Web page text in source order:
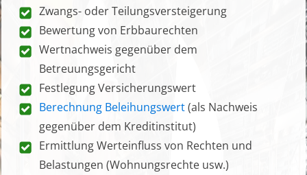
Zwangs- oder Teilungsversteigerung
Bewertung von Erbbaurechten
Wertnachweis gegenüber dem
Betreuungsgericht
Festlegung Versicherungswert
Berechnung Beleihungswert(als Nachweis
gegenüber dem Kreditinstitut)
Ermittlung Werteinfluss von Rechten und
Belastungen (Wohnungsrechte usw.)